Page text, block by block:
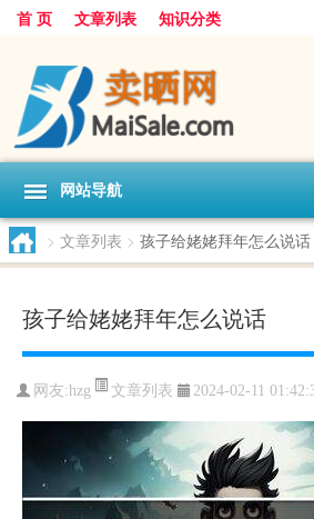
首 页 文章列表 知识分类
网站导航
> 文章列表 > 孩子给姥姥拜年怎么说话
孩子给姥姥拜年怎么说话
网友:hzg 文章列表 2024-02-11